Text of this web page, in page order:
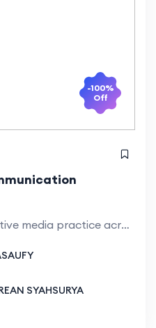
-100%
Off
This course explores creative media practice across a wide range of subjects including newspaper and magazine production, digital and social media, and video production. In
SYAHSURYA